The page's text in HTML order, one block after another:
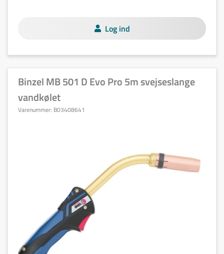
Log ind
Binzel MB 501 D Evo Pro 5m svejseslange
vandkølet
Varenummer: B03408641